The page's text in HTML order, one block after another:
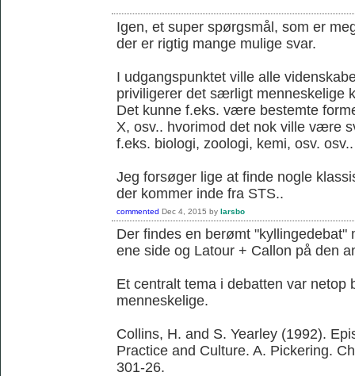
Igen, et super spørgsmål, som er
der er rigtig mange mulige svar.
I udgangspunktet ville alle
priviligerer det særligt menneskelige
Det kunne f.eks. være bestemte
X, osv.. hvorimod det nok ville være
f.eks. biologi, zoologi, kemi, osv. osv..
Jeg forsøger lige at finde nogle
der kommer inde fra STS..
commented Dec 4, 2015 by larsbo
Der findes en berømt "kyllingedebat"
ene side og Latour + Callon på den
Et centralt tema i debatten var netop
menneskelige.
Collins, H. and S. Yearley (1992).
Practice and Culture. A. Pickering.
301-26.